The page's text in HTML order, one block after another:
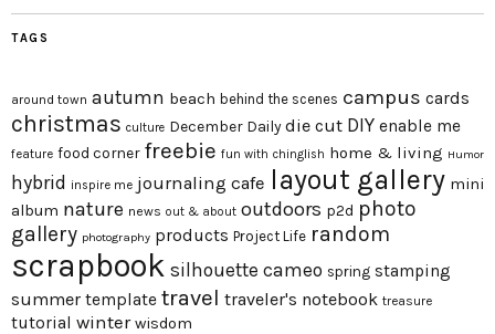
TAGS
around town autumn beach behind the scenes campus cards
christmas culture December Daily die cut DIY enable me
feature food corner freebie fun with chinglish home & living Humor
hybrid inspire me journaling cafe layout gallery mini
album nature news out & about outdoors p2d photo
gallery photography products Project Life random
scrapbook silhouette cameo spring stamping
summer template travel traveler's notebook treasure
tutorial winter wisdom